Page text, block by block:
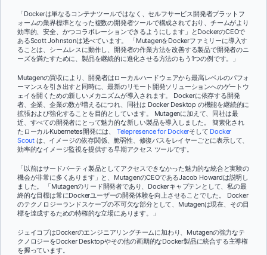
「Dockerは単なるコンテナツールではなく、セルフサービス開発者プラットフ
ォームの業界標準となった複数の開発者ツールで構成されており、チームがより
効率的、安全、かつコラボレーションできるようにします」とDockerのCEOで
あるScott Johnstonは述べています。 「MutagenをDockerファミリーに導入す
ることは、シームレスに動作し、開発者の作業方法を改善する製品で開発者のニ
ーズを満たすために、製品を継続的に進化させる方法のもう1つの例です。」
Mutagenの買収により、開発者はローカルハードウェアから最高レベルのパフォ
ーマンスを引き出すと同時に、最新のリモート開発ソリューションへのゲートウ
ェイを開くための新しいメカニズムが導入されます。 Dockerに依存する開発
者、企業、企業の数が増えるにつれ、同社は Docker Desktop の機能を継続的に
拡張および強化することを目的としています。 Mutagenに加えて、同社は最
近、すべての開発者にとって魅力的な新しい製品を導入しました。 簡素化され
たローカルKubernetes開発には、 Telepresence for Dockerそして Docker
Scout は、イメージの依存関係、脆弱性、修復パスをレイヤーごとに表示して、
効率的なイメージ監視を提供する早期アクセス ツールです。
「以前はサードパーティ製品としてアクセスできなかった魅力的な統合と実験の
機会が非常に多くあります」と、MutagenのCEOであるJacob Howardは説明し
ました。 「Mutagenのリード開発者であり、Dockerキャプテンとして、私の最
終的な目標は常にDockerユーザーの開発体験を向上させることでした。 Docker
のテクノロジーランドスケープの不可欠な部分として、Mutagenは現在、その目
標を達成するための特権的な立場にあります。」
ジェイコブはDockerのエンジニアリングチームに加わり、Mutagenの強力なテ
クノロジーをDocker Desktopやその他の画期的なDocker製品に統合する主導権
を握っています。